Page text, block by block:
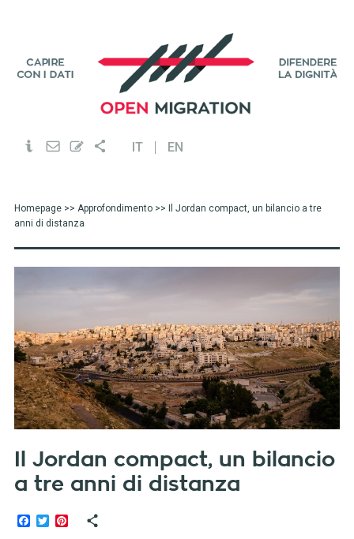
IT EN
Homepage>> Approfondimento>> Il Jordan compact, un bilancio a tre
anni di distanza
Il Jordan compact, un bilancio
a tre anni di distanza
Facebook
TwitterPinterest